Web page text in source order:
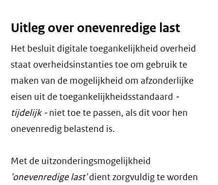
Uitleg over onevenredige last
Het besluit digitale toegankelijkheid overheid
staat overheidsinstanties toe om gebruik te
maken van de mogelijkheid om afzonderlijke
eisen uit de toegankelijkheidsstandaard -
tijdelijk - niet toe te passen, als dit voor hen
onevenredig belastend is.
Met de uitzonderingsmogelijkheid
'onevenredige last'dient zorgvuldig te worden